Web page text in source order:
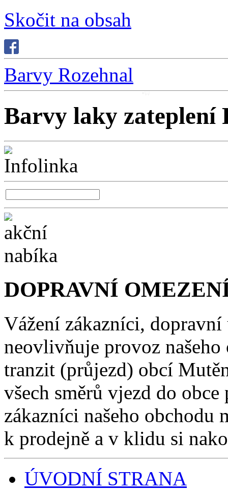
Skočit na obsah
Barvy Rozehnal
Barvy laky zateplení
DOPRAVNÍ
Vážení zákazníci,
neovlivňuje provoz našeho
tranzit (průjezd) obcí
všech směrů vjezd do obce
zákazníci našeho obchodu
k prodejně a v klidu si
ÚVODNÍ STRANA